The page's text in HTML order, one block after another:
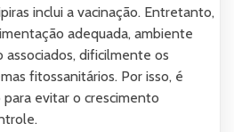
inclui a vacinação. Entretanto,
adequada, ambiente
dificilmente os
fitossanitários. Por isso, é
evitar o crescimento